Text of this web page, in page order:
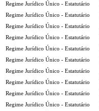
Regime Jurídico Único - Estatutário
Regime Jurídico Único - Estatutário
Regime Jurídico Único - Estatutário
Regime Jurídico Único - Estatutário
Regime Jurídico Único - Estatutário
Regime Jurídico Único - Estatutário
Regime Jurídico Único - Estatutário
Regime Jurídico Único - Estatutário
Regime Jurídico Único - Estatutário
Regime Jurídico Único - Estatutário